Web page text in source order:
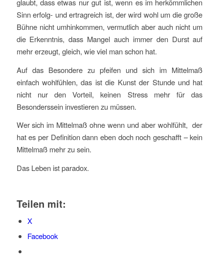
glaubt, dass etwas nur gut ist, wenn es im herkömmlichen
Sinn erfolg- und ertragreich ist, der wird wohl um die große
Bühne nicht umhinkommen, vermutlich aber auch nicht um
die Erkenntnis, dass Mangel auch immer den Durst auf
mehr erzeugt, gleich, wie viel man schon hat.
Auf das Besondere zu pfeifen und sich im Mittelmaß
einfach wohlfühlen, das ist die Kunst der Stunde und hat
nicht nur den Vorteil, keinen Stress mehr für das
Besonderssein investieren zu müssen.
Wer sich im Mittelmaß ohne wenn und aber wohlfühlt, der
hat es per Definition dann eben doch noch geschafft – kein
Mittelmaß mehr zu sein.
Das Leben ist paradox.
Teilen mit:
X
Facebook